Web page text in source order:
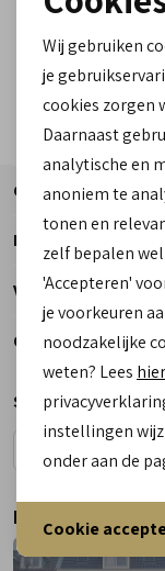
Contact
Telefoon
0182 - 612012
Informatie
Voetzorg
Openingstijden
Maandag
Dinsdag
Woensdag
Vrijdag
Zaterdag
Schrijf je nu in
Bezoek onze
Analytische
Marketing
Terug
Wij gebruiken
je
cookies zorgen
Daarnaast
analytische en
anoniem te
tonen en
zelf bepalen
'Accepteren'
je voorkeuren
noodzakelijke
weten? Lees hier
instellingen
onder aan de
Cookie